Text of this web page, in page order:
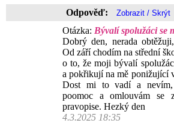
Odpověď:
Otázka: Bývalí spolužáci se
Dobrý den, nerada
Od září chodím na střední
o to, že moji bývalí
a pokřikují na mě ponižující
Dost mi to vadí a
poomoc a omlouvám se
pravopise. Hezký den
4.3.2025 18:35